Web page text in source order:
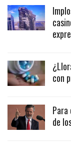
con
de